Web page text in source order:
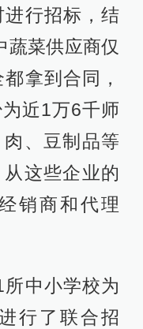
行招标，结
蔬菜供应商仅
拿到合同，
近1万6千师
、豆制品等
这些企业的
销商和代理
中小学校为
行了联合招